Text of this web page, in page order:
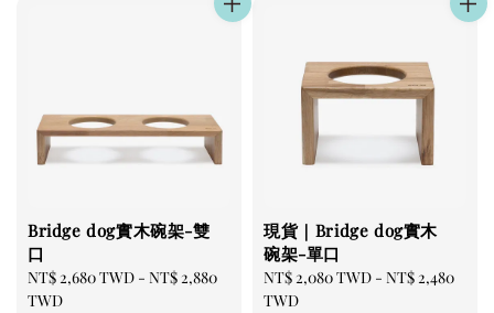
Bridge dog實木碗架-雙
口
Regular
price
NT$ 2,680 TWD - NT$ 2,880
TWD
現貨｜Bridge dog實木
碗架-單口
Regular
price
NT$ 2,080 TWD - NT$ 2,480
TWD